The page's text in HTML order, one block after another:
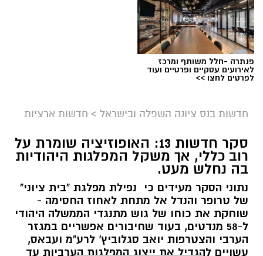
פנתרה -חלל משותף ומרכז
לאירועים עסקיים ופרטיים ועוד
לפרטים לחצו >>
חדשות בנס ציונה השפלה ובישראל > חדשות ארציות
סקר חדשות 13: האופוזיציה שומרת על
רוב כללי, אך משקל המפלגות היהודיות
בה נחלש מעט.
נתוני הסקר מעידים כי נפילת מפלגת "בית ציוני"
של טרופר והנדל אל מתחת לאחוז החסימה -
שוחקת את כוחו של גוש מתנגדי הממשלה היהודי
ל-58 מנדטים, בעוד שחיבורים אפשריים במגזר
הערבי והצטרפות יואב סגלוביץ' לרע"מ ועבאס,
עשויים להגדיל את ייצוג המפלגות הערביות עד